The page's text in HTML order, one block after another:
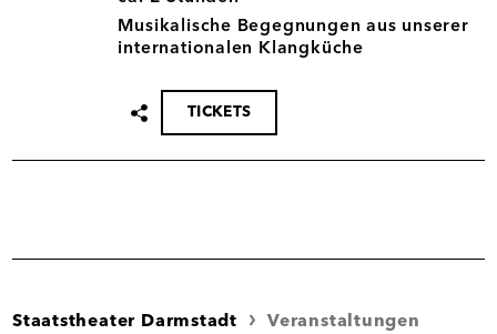
Musikalische Begegnungen aus unserer
internationalen Klangküche
Termin
teilen
TICKETS
Staatstheater Darmstadt Veranstaltungen